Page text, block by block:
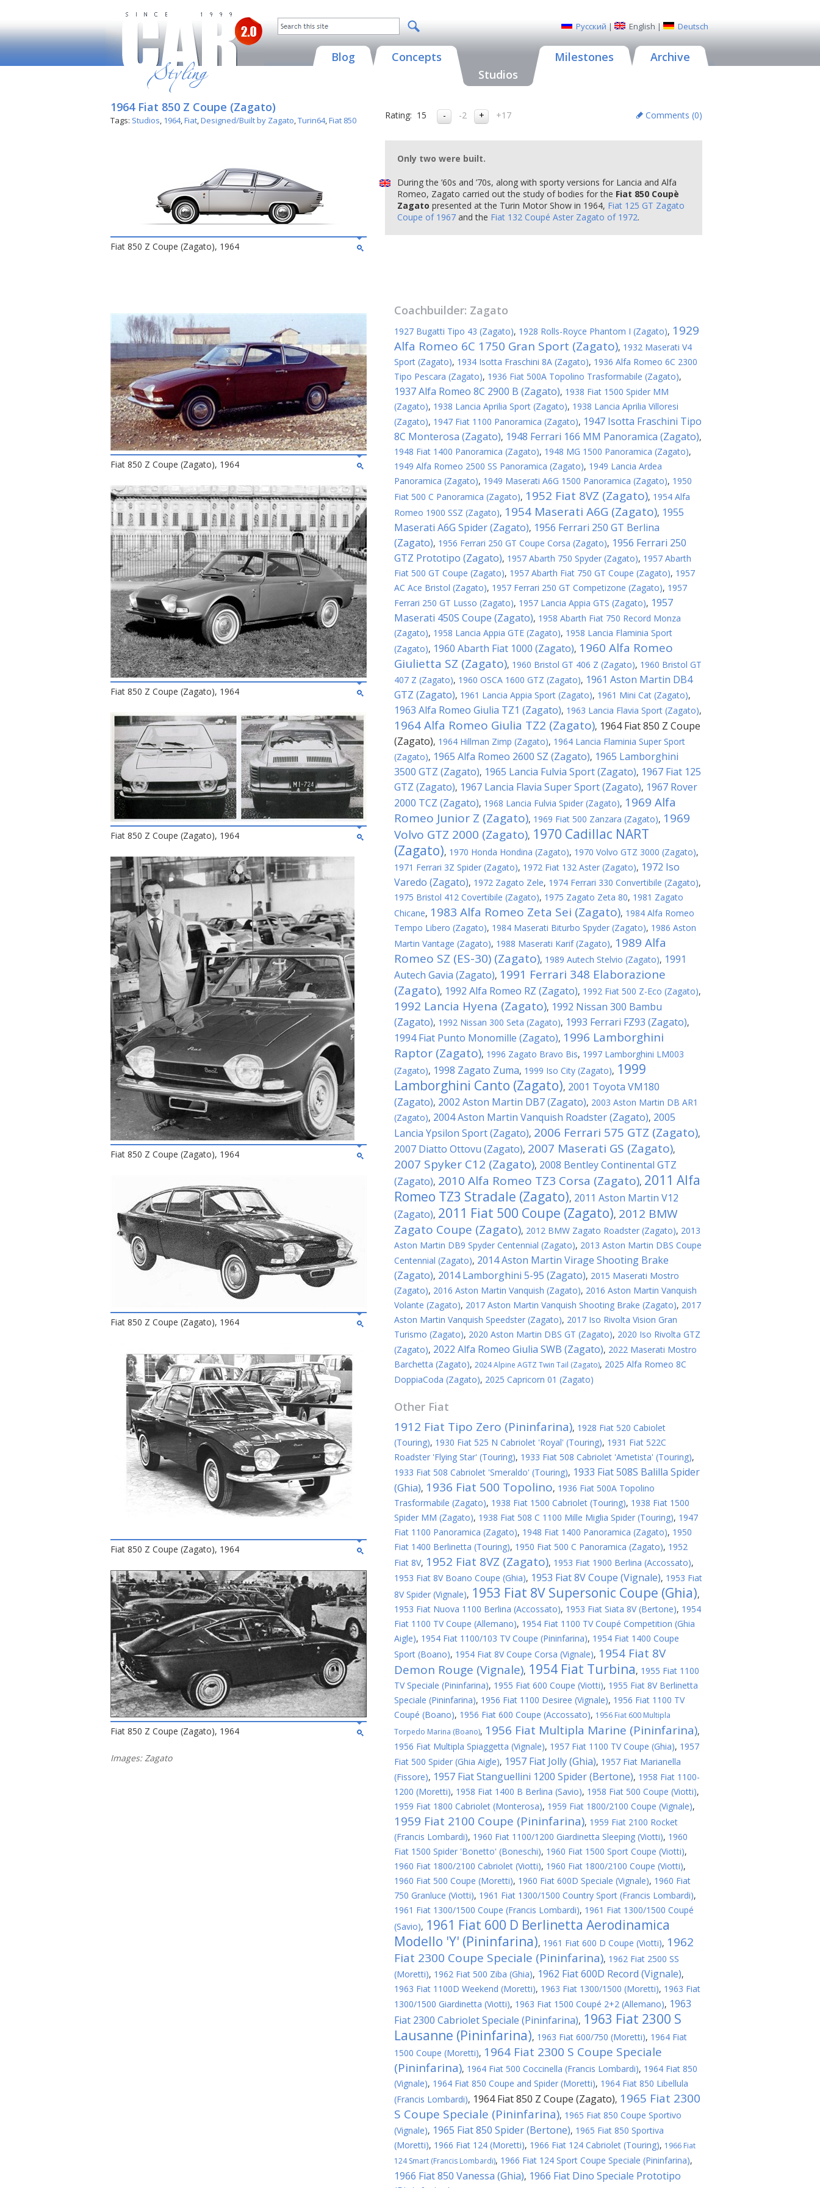
Русский | English | Deutsch
Blog
Concepts
Studios
Milestones Archive
1964 Fiat 850 Z Coupe (Zagato)
Tags: Studios, 1964,Fiat,Designed/Built by Zagato,Turin64,Fiat 850
Fiat 850 Z Coupe (Zagato), 1964
Fiat 850 Z Coupe (Zagato), 1964
Fiat 850 Z Coupe (Zagato), 1964
Fiat 850 Z Coupe (Zagato), 1964
Fiat 850 Z Coupe (Zagato), 1964
Fiat 850 Z Coupe (Zagato), 1964
Fiat 850 Z Coupe (Zagato), 1964
Fiat 850 Z Coupe (Zagato), 1964
Images: Zagato
Rating: 15 -2 +17 Comments (0)
Only two were built.
During the ’60s and ’70s, along with sporty versions for Lancia and Alfa
Romeo, Zagato carried out the study of bodies for the Fiat 850 Coupè
Zagato presented at the Turin Motor Show in 1964, Fiat 125 GT Zagato
Coupe of 1967 and the Fiat 132 Coupé Aster Zagato of 1972.
Coachbuilder: Zagato
1927 Bugatti Tipo 43 (Zagato), 1928 Rolls-Royce Phantom I (Zagato), 1929
Alfa Romeo 6C 1750 Gran Sport (Zagato), 1932 Maserati V4
Sport (Zagato), 1934 Isotta Fraschini 8A (Zagato), 1936 Alfa Romeo 6C 2300
Tipo Pescara (Zagato), 1936 Fiat 500A Topolino Trasformabile (Zagato),
1937 Alfa Romeo 8C 2900 B (Zagato), 1938 Fiat 1500 Spider MM
(Zagato), 1938 Lancia Aprilia Sport (Zagato), 1938 Lancia Aprilia Villoresi
(Zagato), 1947 Fiat 1100 Panoramica (Zagato), 1947 Isotta Fraschini Tipo
8C Monterosa (Zagato), 1948 Ferrari 166 MM Panoramica (Zagato),
1948 Fiat 1400 Panoramica (Zagato), 1948 MG 1500 Panoramica (Zagato),
1949 Alfa Romeo 2500 SS Panoramica (Zagato), 1949 Lancia Ardea
Panoramica (Zagato), 1949 Maserati A6G 1500 Panoramica (Zagato), 1950
Fiat 500 C Panoramica (Zagato), 1952 Fiat 8VZ (Zagato), 1954 Alfa
Romeo 1900 SSZ (Zagato), 1954 Maserati A6G (Zagato), 1955
Maserati A6G Spider (Zagato), 1956 Ferrari 250 GT Berlina
(Zagato), 1956 Ferrari 250 GT Coupe Corsa (Zagato), 1956 Ferrari 250
GTZ Prototipo (Zagato), 1957 Abarth 750 Spyder (Zagato), 1957 Abarth
Fiat 500 GT Coupe (Zagato), 1957 Abarth Fiat 750 GT Coupe (Zagato), 1957
AC Ace Bristol (Zagato), 1957 Ferrari 250 GT Competizone (Zagato), 1957
Ferrari 250 GT Lusso (Zagato), 1957 Lancia Appia GTS (Zagato), 1957
Maserati 450S Coupe (Zagato), 1958 Abarth Fiat 750 Record Monza
(Zagato), 1958 Lancia Appia GTE (Zagato), 1958 Lancia Flaminia Sport
(Zagato), 1960 Abarth Fiat 1000 (Zagato), 1960 Alfa Romeo
Giulietta SZ (Zagato), 1960 Bristol GT 406 Z (Zagato), 1960 Bristol GT
407 Z (Zagato), 1960 OSCA 1600 GTZ (Zagato), 1961 Aston Martin DB4
GTZ (Zagato), 1961 Lancia Appia Sport (Zagato), 1961 Mini Cat (Zagato),
1963 Alfa Romeo Giulia TZ1 (Zagato), 1963 Lancia Flavia Sport (Zagato),
1964 Alfa Romeo Giulia TZ2 (Zagato), 1964 Fiat 850 Z Coupe
(Zagato), 1964 Hillman Zimp (Zagato), 1964 Lancia Flaminia Super Sport
(Zagato), 1965 Alfa Romeo 2600 SZ (Zagato), 1965 Lamborghini
3500 GTZ (Zagato), 1965 Lancia Fulvia Sport (Zagato), 1967 Fiat 125
GTZ (Zagato), 1967 Lancia Flavia Super Sport (Zagato), 1967 Rover
2000 TCZ (Zagato), 1968 Lancia Fulvia Spider (Zagato), 1969 Alfa
Romeo Junior Z (Zagato), 1969 Fiat 500 Zanzara (Zagato), 1969
Volvo GTZ 2000 (Zagato), 1970 Cadillac NART
(Zagato), 1970 Honda Hondina (Zagato), 1970 Volvo GTZ 3000 (Zagato),
1971 Ferrari 3Z Spider (Zagato), 1972 Fiat 132 Aster (Zagato), 1972 Iso
Varedo (Zagato), 1972 Zagato Zele, 1974 Ferrari 330 Convertibile (Zagato),
1975 Bristol 412 Covertibile (Zagato), 1975 Zagato Zeta 80, 1981 Zagato
Chicane, 1983 Alfa Romeo Zeta Sei (Zagato), 1984 Alfa Romeo
Tempo Libero (Zagato), 1984 Maserati Biturbo Spyder (Zagato), 1986 Aston
Martin Vantage (Zagato), 1988 Maserati Karif (Zagato), 1989 Alfa
Romeo SZ (ES-30) (Zagato), 1989 Autech Stelvio (Zagato), 1991
Autech Gavia (Zagato), 1991 Ferrari 348 Elaborazione
(Zagato), 1992 Alfa Romeo RZ (Zagato), 1992 Fiat 500 Z-Eco (Zagato),
1992 Lancia Hyena (Zagato), 1992 Nissan 300 Bambu
(Zagato), 1992 Nissan 300 Seta (Zagato), 1993 Ferrari FZ93 (Zagato),
1994 Fiat Punto Monomille (Zagato), 1996 Lamborghini
Raptor (Zagato), 1996 Zagato Bravo Bis, 1997 Lamborghini LM003
(Zagato), 1998 Zagato Zuma, 1999 Iso City (Zagato), 1999
Lamborghini Canto (Zagato), 2001 Toyota VM180
(Zagato), 2002 Aston Martin DB7 (Zagato), 2003 Aston Martin DB AR1
(Zagato), 2004 Aston Martin Vanquish Roadster (Zagato), 2005
Lancia Ypsilon Sport (Zagato), 2006 Ferrari 575 GTZ (Zagato),
2007 Diatto Ottovu (Zagato), 2007 Maserati GS (Zagato),
2007 Spyker C12 (Zagato), 2008 Bentley Continental GTZ
(Zagato), 2010 Alfa Romeo TZ3 Corsa (Zagato), 2011 Alfa
Romeo TZ3 Stradale (Zagato), 2011 Aston Martin V12
(Zagato), 2011 Fiat 500 Coupe (Zagato), 2012 BMW
Zagato Coupe (Zagato), 2012 BMW Zagato Roadster (Zagato), 2013
Aston Martin DB9 Spyder Centennial (Zagato), 2013 Aston Martin DBS Coupe
Centennial (Zagato), 2014 Aston Martin Virage Shooting Brake
(Zagato), 2014 Lamborghini 5-95 (Zagato), 2015 Maserati Mostro
(Zagato), 2016 Aston Martin Vanquish (Zagato), 2016 Aston Martin Vanquish
Volante (Zagato), 2017 Aston Martin Vanquish Shooting Brake (Zagato), 2017
Aston Martin Vanquish Speedster (Zagato), 2017 Iso Rivolta Vision Gran
Turismo (Zagato), 2020 Aston Martin DBS GT (Zagato), 2020 Iso Rivolta GTZ
(Zagato), 2022 Alfa Romeo Giulia SWB (Zagato), 2022 Maserati Mostro
Barchetta (Zagato), 2024 Alpine AGTZ Twin Tail (Zagato), 2025 Alfa Romeo 8C
DoppiaCoda (Zagato), 2025 Capricorn 01 (Zagato)
Other Fiat
1912 Fiat Tipo Zero (Pininfarina), 1928 Fiat 520 Cabiolet
(Touring), 1930 Fiat 525 N Cabriolet 'Royal' (Touring), 1931 Fiat 522C
Roadster 'Flying Star' (Touring), 1933 Fiat 508 Cabriolet 'Ametista' (Touring),
1933 Fiat 508 Cabriolet 'Smeraldo' (Touring), 1933 Fiat 508S Balilla Spider
(Ghia), 1936 Fiat 500 Topolino, 1936 Fiat 500A Topolino
Trasformabile (Zagato), 1938 Fiat 1500 Cabriolet (Touring), 1938 Fiat 1500
Spider MM (Zagato), 1938 Fiat 508 C 1100 Mille Miglia Spider (Touring), 1947
Fiat 1100 Panoramica (Zagato), 1948 Fiat 1400 Panoramica (Zagato), 1950
Fiat 1400 Berlinetta (Touring), 1950 Fiat 500 C Panoramica (Zagato), 1952
Fiat 8V, 1952 Fiat 8VZ (Zagato), 1953 Fiat 1900 Berlina (Accossato),
1953 Fiat 8V Boano Coupe (Ghia), 1953 Fiat 8V Coupe (Vignale), 1953 Fiat
8V Spider (Vignale), 1953 Fiat 8V Supersonic Coupe (Ghia),
1953 Fiat Nuova 1100 Berlina (Accossato), 1953 Fiat Siata 8V (Bertone), 1954
Fiat 1100 TV Coupe (Allemano), 1954 Fiat 1100 TV Coupé Competition (Ghia
Aigle), 1954 Fiat 1100/103 TV Coupe (Pininfarina), 1954 Fiat 1400 Coupe
Sport (Boano), 1954 Fiat 8V Coupe Corsa (Vignale), 1954 Fiat 8V
Demon Rouge (Vignale), 1954 Fiat Turbina, 1955 Fiat 1100
TV Speciale (Pininfarina), 1955 Fiat 600 Coupe (Viotti), 1955 Fiat 8V Berlinetta
Speciale (Pininfarina), 1956 Fiat 1100 Desiree (Vignale), 1956 Fiat 1100 TV
Coupé (Boano), 1956 Fiat 600 Coupe (Accossato), 1956 Fiat 600 Multipla
Torpedo Marina (Boano), 1956 Fiat Multipla Marine (Pininfarina),
1956 Fiat Multipla Spiaggetta (Vignale), 1957 Fiat 1100 TV Coupe (Ghia), 1957
Fiat 500 Spider (Ghia Aigle), 1957 Fiat Jolly (Ghia), 1957 Fiat Marianella
(Fissore), 1957 Fiat Stanguellini 1200 Spider (Bertone), 1958 Fiat 1100-
1200 (Moretti), 1958 Fiat 1400 B Berlina (Savio), 1958 Fiat 500 Coupe (Viotti),
1959 Fiat 1800 Cabriolet (Monterosa), 1959 Fiat 1800/2100 Coupe (Vignale),
1959 Fiat 2100 Coupe (Pininfarina), 1959 Fiat 2100 Rocket
(Francis Lombardi), 1960 Fiat 1100/1200 Giardinetta Sleeping (Viotti), 1960
Fiat 1500 Spider 'Bonetto' (Boneschi), 1960 Fiat 1500 Sport Coupe (Viotti),
1960 Fiat 1800/2100 Cabriolet (Viotti), 1960 Fiat 1800/2100 Coupe (Viotti),
1960 Fiat 500 Coupe (Moretti), 1960 Fiat 600D Speciale (Vignale), 1960 Fiat
750 Granluce (Viotti), 1961 Fiat 1300/1500 Country Sport (Francis Lombardi),
1961 Fiat 1300/1500 Coupe (Francis Lombardi), 1961 Fiat 1300/1500 Coupé
(Savio), 1961 Fiat 600 D Berlinetta Aerodinamica
Modello 'Y' (Pininfarina), 1961 Fiat 600 D Coupe (Viotti), 1962
Fiat 2300 Coupe Speciale (Pininfarina), 1962 Fiat 2500 SS
(Moretti), 1962 Fiat 500 Ziba (Ghia), 1962 Fiat 600D Record (Vignale),
1963 Fiat 1100D Weekend (Moretti), 1963 Fiat 1300/1500 (Moretti), 1963 Fiat
1300/1500 Giardinetta (Viotti), 1963 Fiat 1500 Coupé 2+2 (Allemano), 1963
Fiat 2300 Cabriolet Speciale (Pininfarina), 1963 Fiat 2300 S
Lausanne (Pininfarina), 1963 Fiat 600/750 (Moretti), 1964 Fiat
1500 Coupe (Moretti), 1964 Fiat 2300 S Coupe Speciale
(Pininfarina), 1964 Fiat 500 Coccinella (Francis Lombardi), 1964 Fiat 850
(Vignale), 1964 Fiat 850 Coupe and Spider (Moretti), 1964 Fiat 850 Libellula
(Francis Lombardi), 1964 Fiat 850 Z Coupe (Zagato), 1965 Fiat 2300
S Coupe Speciale (Pininfarina), 1965 Fiat 850 Coupe Sportivo
(Vignale), 1965 Fiat 850 Spider (Bertone), 1965 Fiat 850 Sportiva
(Moretti), 1966 Fiat 124 (Moretti), 1966 Fiat 124 Cabriolet (Touring), 1966 Fiat
124 Smart (Francis Lombardi), 1966 Fiat 124 Sport Coupe Speciale (Pininfarina),
1966 Fiat 850 Vanessa (Ghia), 1966 Fiat Dino Speciale Prototipo